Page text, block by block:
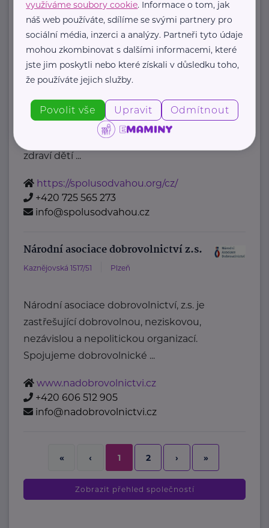
ludmila.janzurova@kolpingsmecno.cz
Nadační fond Spolu s odvahou
Žižkova 403 Mladá Boleslav
Nadační fond Spolu s odvahou
je nezisková organizace, jejímž
posláním je podporovat duševní
zdraví dětí ...
https://spolusodvahou.org/cz/
+420 725 565 273
info@spolusodvahou.cz
Národní asociace dobrovolnictví z.s.
Kaznějovská 1517/51 Plzeň
Národní asociace dobrovolnictví, z.s. je
zastřešující dobrovolnou, neziskovou,
nezávislou a nepolitickou organizací.
Spojujeme dobrovolnické ...
www.nadobrovolnictvi.cz
+420 606 512 905
info@nadobrovolnictvi.cz
« ‹ 1 2 › »
Zobrazit přehled společností
využíváme soubory cookie. Informace o tom, jak
náš web používáte, sdílíme se svými partnery pro
sociální média, inzerci a analýzy. Partneři tyto údaje
mohou zkombinovat s dalšími informacemi, které
jste jim poskytli nebo které získali v důsledku toho,
že používáte jejich služby.
Povolit vše Upravit Odmítnout